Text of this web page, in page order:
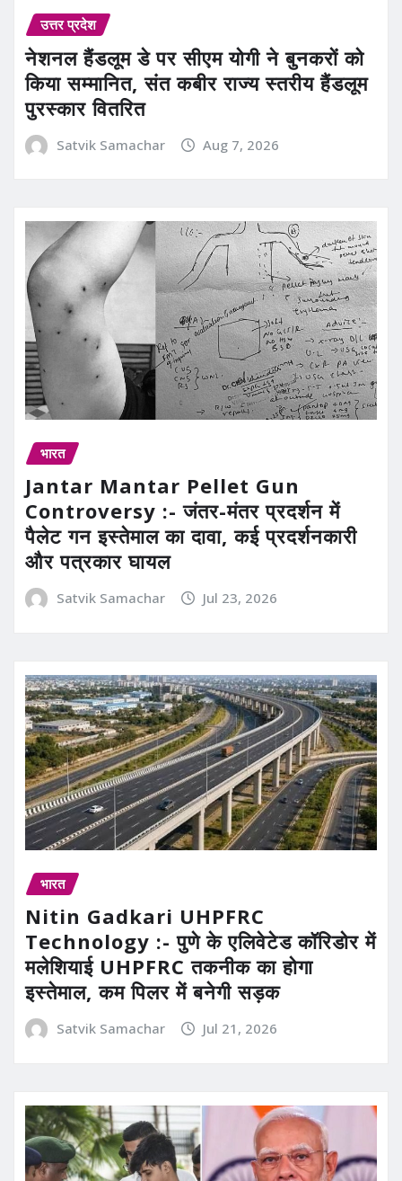
उत्तर प्रदेश
नेशनल हैंडलूम डे पर सीएम योगी ने बुनकरों को
किया सम्मानित, संत कबीर राज्य स्तरीय हैंडलूम
पुरस्कार वितरित
Satvik Samachar Aug 7, 2026
भारत
Jantar Mantar Pellet Gun
Controversy :- जंतर-मंतर प्रदर्शन में
पैलेट गन इस्तेमाल का दावा, कई प्रदर्शनकारी
और पत्रकार घायल
Satvik Samachar Jul 23, 2026
भारत
Nitin Gadkari UHPFRC
Technology :- पुणे के एलिवेटेड कॉरिडोर में
मलेशियाई UHPFRC तकनीक का होगा
इस्तेमाल, कम पिलर में बनेगी सड़क
Satvik Samachar Jul 21, 2026